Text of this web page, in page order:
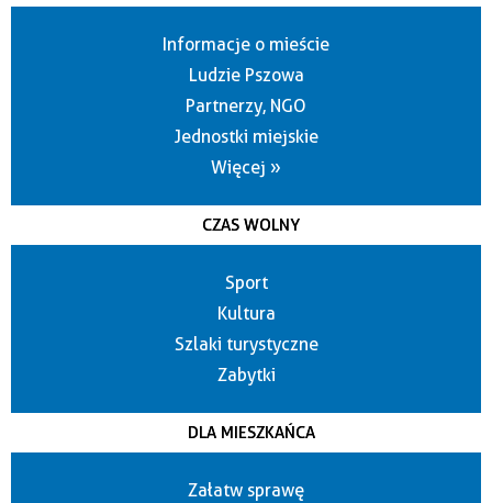
Informacje o mieście
Ludzie Pszowa
Partnerzy, NGO
Jednostki miejskie
Więcej »
CZAS WOLNY
Sport
Kultura
Szlaki turystyczne
Zabytki
DLA MIESZKAŃCA
Załatw sprawę